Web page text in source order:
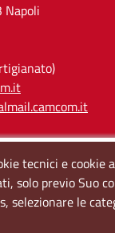
Napoli
tecnici e
solo previo Suo
selezionare le